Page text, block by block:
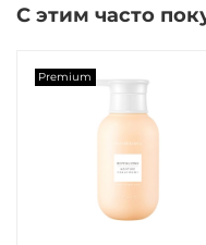
С этим часто
Premium